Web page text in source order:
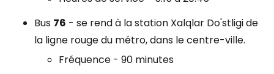
Bus 76 - se rend à la station Xalqlar Do'stligi de
la ligne rouge du métro, dans le centre-ville.
Fréquence - 90 minutes